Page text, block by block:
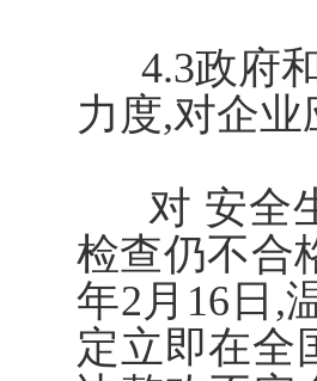
4.3政府和
力度,对企
对 安全生
检查仍不合
年2月16日,
定立即在全